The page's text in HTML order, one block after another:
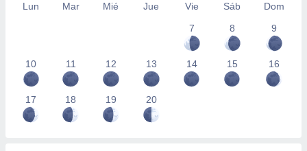
Lun Mar Mié Jue Vie Sáb
Dom
7
8 9
10 11 12 13 14 15 16
17 18 19 20